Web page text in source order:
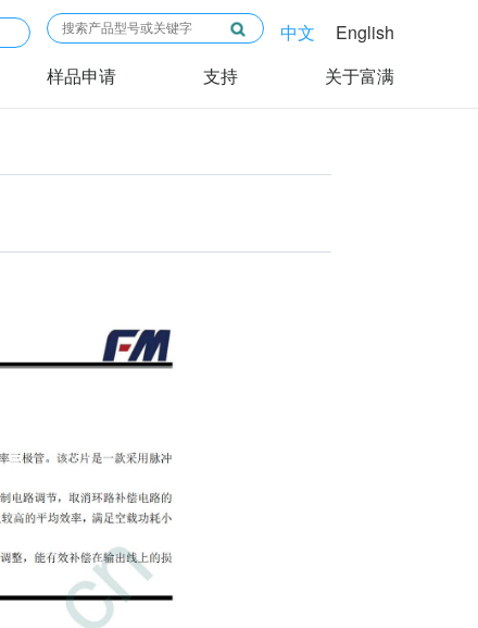
中文
English
样品申请 支持 关于富满